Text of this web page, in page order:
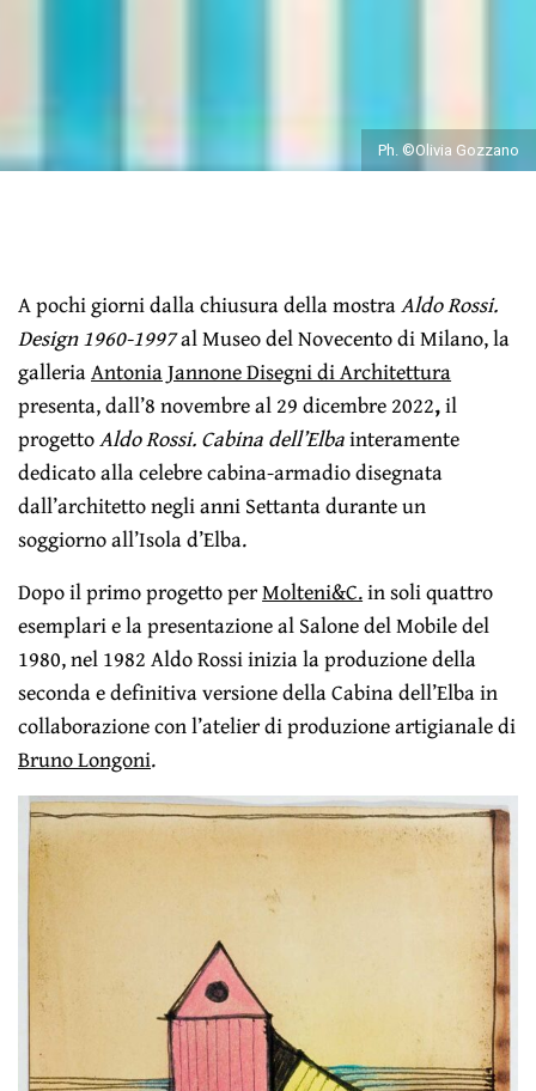
Ph. ©Olivia Gozzano
A pochi giorni dalla chiusura della mostraAldo Rossi.
Design 1960-1997al Museo del Novecento di Milano, la
galleriaAntonia Jannone Disegni di Architettura
presenta, dall’8 novembre al 29 dicembre 2022,il
progettoAldo Rossi. Cabina dell’Elbainteramente
dedicato alla celebre cabina-armadio disegnata
dall’architetto negli anni Settanta durante un
soggiorno all’Isola d’Elba.
Dopo il primo progetto perMolteni&C.in soli quattro
esemplari e la presentazione al Salone del Mobile del
1980, nel 1982 Aldo Rossi inizia la produzione della
seconda e definitiva versione della Cabina dell’Elba in
collaborazione con l’atelier di produzione artigianale di
Bruno Longoni.